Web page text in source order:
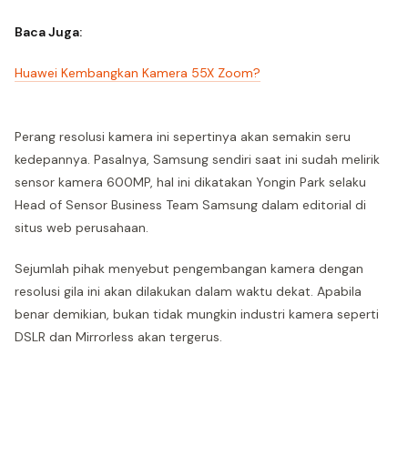
Baca Juga:
Huawei Kembangkan Kamera 55X Zoom?
Perang resolusi kamera ini sepertinya akan semakin seru
kedepannya. Pasalnya, Samsung sendiri saat ini sudah melirik
sensor kamera 600MP, hal ini dikatakan Yongin Park selaku
Head of Sensor Business Team Samsung dalam editorial di
situs web perusahaan.
Sejumlah pihak menyebut pengembangan kamera dengan
resolusi gila ini akan dilakukan dalam waktu dekat. Apabila
benar demikian, bukan tidak mungkin industri kamera seperti
DSLR dan Mirrorless akan tergerus.